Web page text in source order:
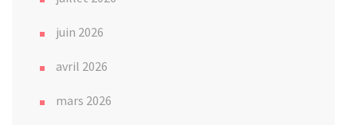
juin 2026
avril 2026
mars 2026